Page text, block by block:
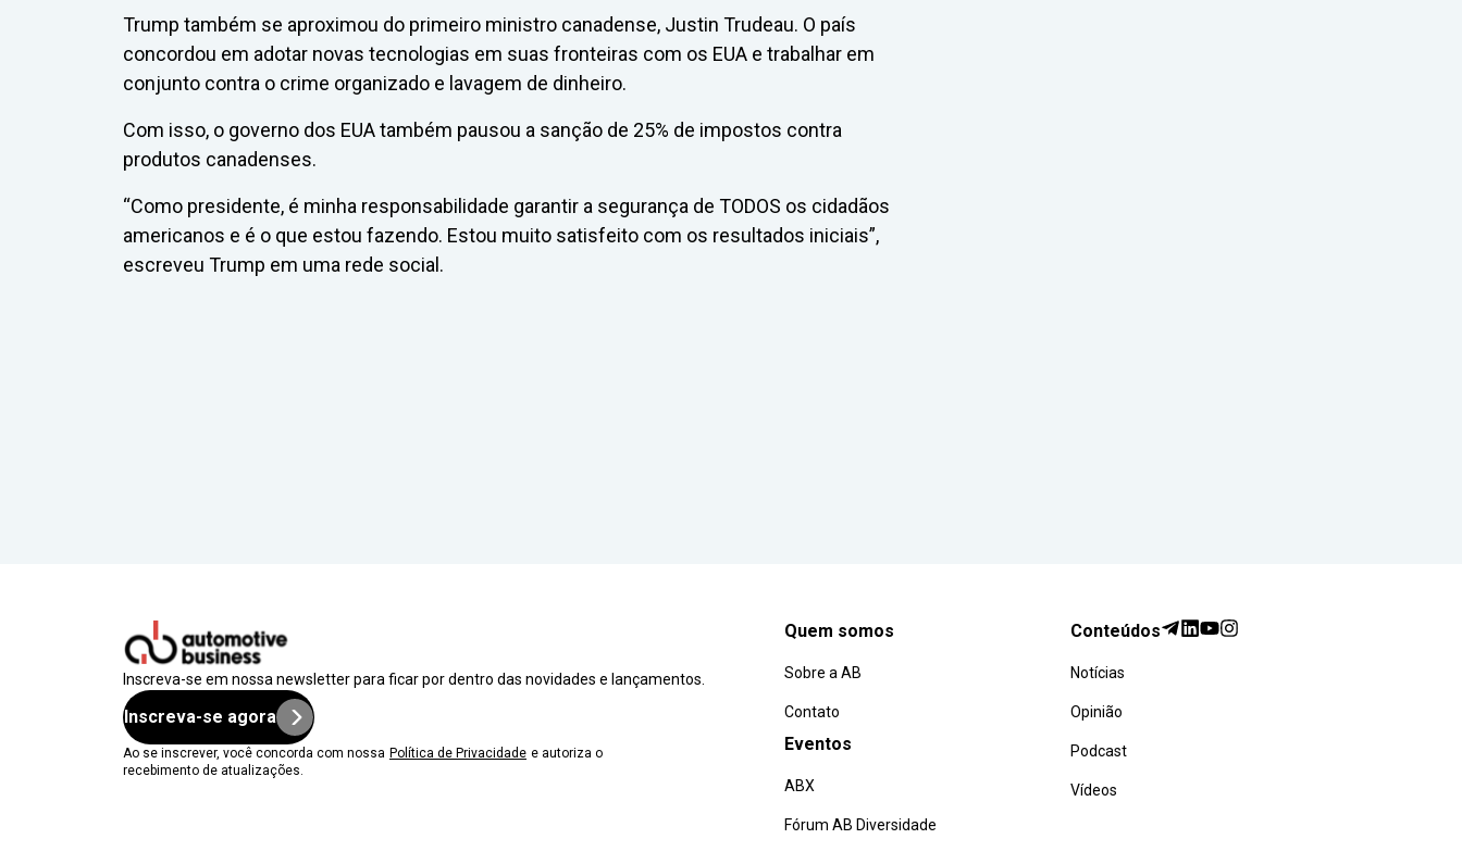
Trump também se aproximou do primeiro ministro canadense, Justin Trudeau. O país
concordou em adotar novas tecnologias em suas fronteiras com os EUA e trabalhar em
conjunto contra o crime organizado e lavagem de dinheiro.
Com isso, o governo dos EUA também pausou a sanção de 25% de impostos contra
produtos canadenses.
“Como presidente, é minha responsabilidade garantir a segurança de TODOS os cidadãos
americanos e é o que estou fazendo. Estou muito satisfeito com os resultados iniciais”,
escreveu Trump em uma rede social.
Inscreva-se em nossa newsletter para ficar por dentro das novidades e lançamentos.
Inscreva-se agora
Ao se inscrever, você concorda com nossa Política de Privacidade e autoriza o
recebimento de atualizações.
Quem somos
Sobre a AB
Contato
Eventos
ABX
Fórum AB Diversidade
Conteúdos
Notícias
Opinião
Podcast
Vídeos